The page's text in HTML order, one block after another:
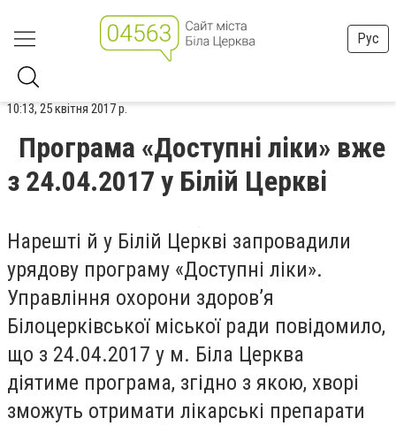
Рус
10:13, 25 квітня 2017 р.
Програма «Доступні ліки» вже
з 24.04.2017 у Білій Церкві
Нарешті й у Білій Церкві запровадили
урядову програму «Доступні ліки».
Управління охорони здоров’я
Білоцерківської міської ради повідомило,
що з 24.04.2017 у м. Біла Церква
діятиме програма, згідно з якою, хворі
зможуть отримати лікарські препарати